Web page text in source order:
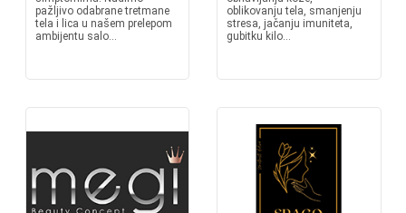
pažljivo odabrane tretmane
tela i lica u našem prelepom
ambijentu salo...
oblikovanju tela, smanjenju
stresa, jačanju imuniteta,
gubitku kilo...